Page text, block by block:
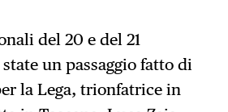
del 20 e del 21
un passaggio fatto di
la Lega, trionfatrice in